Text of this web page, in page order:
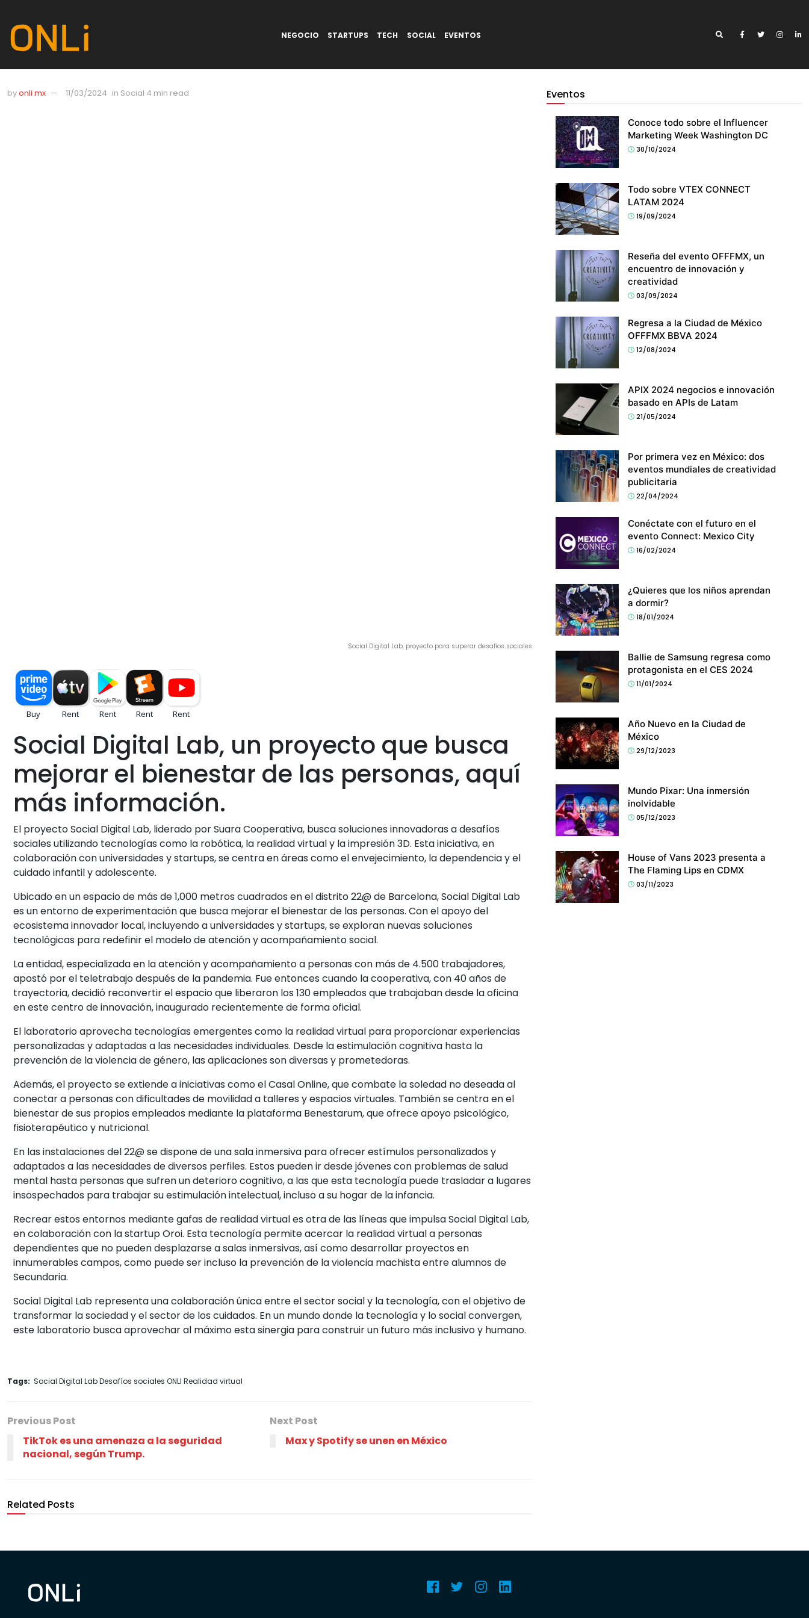
NEGOCIO STARTUPS TECH SOCIAL EVENTOS
byonli mx 11/03/2024 in Social 4 min read
Social Digital Lab, proyecto para superar desafíos sociales
Social Digital Lab, un proyecto que busca
mejorar el bienestar de las personas, aquí
más información.
El proyecto Social Digital Lab, liderado por Suara Cooperativa, busca soluciones innovadoras a desafíos
sociales utilizando tecnologías como la robótica, la realidad virtual y la impresión 3D. Esta iniciativa, en
colaboración con universidades y startups, se centra en áreas como el envejecimiento, la dependencia y el
cuidado infantil y adolescente.
Ubicado en un espacio de más de 1,000 metros cuadrados en el distrito 22@ de Barcelona, Social Digital Lab
es un entorno de experimentación que busca mejorar el bienestar de las personas. Con el apoyo del
ecosistema innovador local, incluyendo a universidades y startups, se exploran nuevas soluciones
tecnológicas para redefinir el modelo de atención y acompañamiento social.
La entidad, especializada en la atención y acompañamiento a personas con más de 4.500 trabajadores,
apostó por el teletrabajo después de la pandemia. Fue entonces cuando la cooperativa, con 40 años de
trayectoria, decidió reconvertir el espacio que liberaron los 130 empleados que trabajaban desde la oficina
en este centro de innovación, inaugurado recientemente de forma oficial.
El laboratorio aprovecha tecnologías emergentes como la realidad virtual para proporcionar experiencias
personalizadas y adaptadas a las necesidades individuales. Desde la estimulación cognitiva hasta la
prevención de la violencia de género, las aplicaciones son diversas y prometedoras.
Además, el proyecto se extiende a iniciativas como el Casal Online, que combate la soledad no deseada al
conectar a personas con dificultades de movilidad a talleres y espacios virtuales. También se centra en el
bienestar de sus propios empleados mediante la plataforma Benestarum, que ofrece apoyo psicológico,
fisioterapéutico y nutricional.
En las instalaciones del 22@ se dispone de una sala inmersiva para ofrecer estímulos personalizados y
adaptados a las necesidades de diversos perfiles. Estos pueden ir desde jóvenes con problemas de salud
mental hasta personas que sufren un deterioro cognitivo, a las que esta tecnología puede trasladar a lugares
insospechados para trabajar su estimulación intelectual, incluso a su hogar de la infancia.
Recrear estos entornos mediante gafas de realidad virtual es otra de las líneas que impulsa Social Digital Lab,
en colaboración con la startup Oroi. Esta tecnología permite acercar la realidad virtual a personas
dependientes que no pueden desplazarse a salas inmersivas, así como desarrollar proyectos en
innumerables campos, como puede ser incluso la prevención de la violencia machista entre alumnos de
Secundaria.
Social Digital Lab representa una colaboración única entre el sector social y la tecnología, con el objetivo de
transformar la sociedad y el sector de los cuidados. En un mundo donde la tecnología y lo social convergen,
este laboratorio busca aprovechar al máximo esta sinergia para construir un futuro más inclusivo y humano.
Tags: Social Digital Lab Desafíos sociales ONLI Realidad virtual
Previous Post
TikTok es una amenaza a la seguridad
nacional, según Trump.
Next Post
Max y Spotify se unen en México
Related Posts
Eventos
Conoce todo sobre el Influencer
Marketing Week Washington DC
30/10/2024
Todo sobre VTEX CONNECT
LATAM 2024
19/09/2024
Reseña del evento OFFFMX, un
encuentro de innovación y
creatividad
03/09/2024
Regresa a la Ciudad de México
OFFFMX BBVA 2024
12/08/2024
APIX 2024 negocios e innovación
basado en APIs de Latam
21/05/2024
Por primera vez en México: dos
eventos mundiales de creatividad
publicitaria
22/04/2024
Conéctate con el futuro en el
evento Connect: Mexico City
16/02/2024
¿Quieres que los niños aprendan
a dormir?
18/01/2024
Ballie de Samsung regresa como
protagonista en el CES 2024
11/01/2024
Año Nuevo en la Ciudad de
México
29/12/2023
Mundo Pixar: Una inmersión
inolvidable
05/12/2023
House of Vans 2023 presenta a
The Flaming Lips en CDMX
03/11/2023